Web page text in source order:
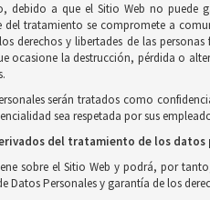
debido a que el Sitio Web no puede
del tratamiento se compromete a
derechos y libertades de las
ocasione la destrucción, pérdida o
serán tratados como
sea respetada por sus
del tratamiento de los datos
sobre el Sitio Web y podrá, por
Datos Personales y garantía de los